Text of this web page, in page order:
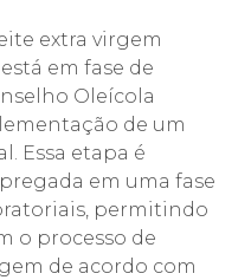
extra virgem
em fase de
Oleícola
de um
Essa etapa é
em uma fase
permitindo
o processo de
de acordo com